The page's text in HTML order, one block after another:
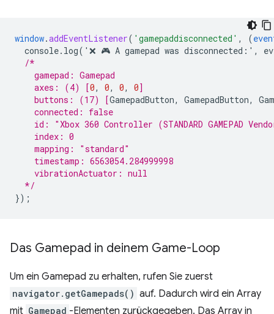
window.addEventListener( 'gamepaddisconnected' , (
console.log('❌ 🎮 A gamepad was disconnected : ' ,
/*
    gamepad: Gamepad
    axes: (4)
[0, 0, 0, 0]
    buttons: (17)
[GamepadButton, GamepadButton,
    connected: false
id: "Xbox 360 Controller (STANDARD GAMEPAD
    index: 0
    mapping: "standard"
    timestamp: 6563054.284999998
    vibrationActuator: null
  */
});
Das Gamepad in deinem Game-Loop
Um ein Gamepad zu erhalten, rufen Sie zuerst
navigator.getGamepads() auf. Dadurch wird ein Array
mit Gamepad -Elementen zurückgegeben. Das Array in